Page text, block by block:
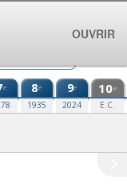
e 8e
1935
9e
2024
10e
E.C.
OUVRIR